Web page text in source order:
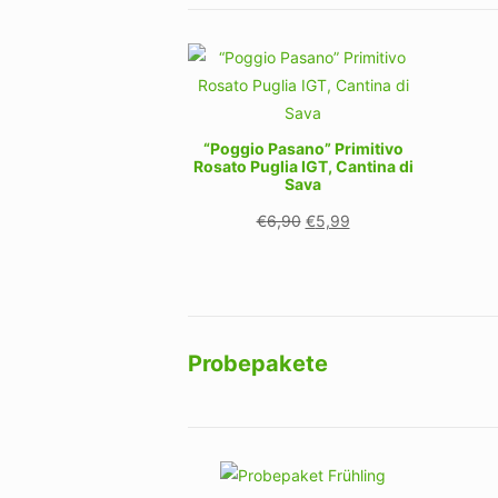
“Poggio Pasano” Primitivo
Rosato Puglia IGT, Cantina di
Sava
€6,90 Ursprünglicher
€5,99Aktueller
Probepakete